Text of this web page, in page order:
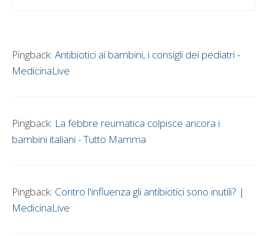
Pingback: Antibiotici ai bambini, i consigli dei pediatri -
MedicinaLive
Pingback: La febbre reumatica colpisce ancora i
bambini italiani - Tutto Mamma
Pingback: Contro l'influenza gli antibiotici sono inutili? |
MedicinaLive